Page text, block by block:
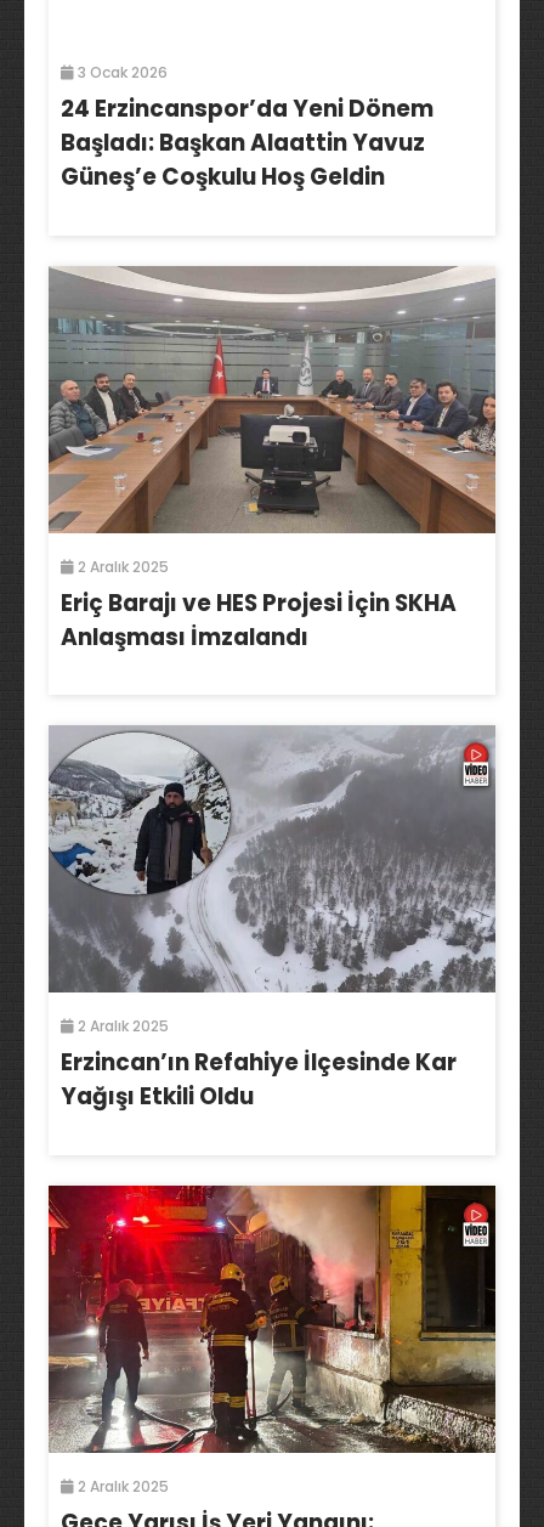
3 Ocak 2026
24 Erzincanspor’da Yeni Dönem
Başladı: Başkan Alaattin Yavuz
Güneş’e Coşkulu Hoş Geldin
2 Aralık 2025
Eriç Barajı ve HES Projesi İçin SKHA
Anlaşması İmzalandı
2 Aralık 2025
Erzincan’ın Refahiye İlçesinde Kar
Yağışı Etkili Oldu
2 Aralık 2025